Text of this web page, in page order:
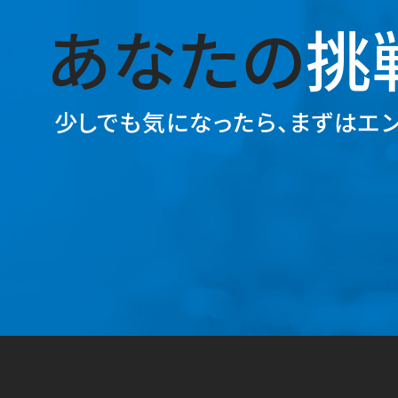
あなたの挑
少しでも気になったら、 まずはエ